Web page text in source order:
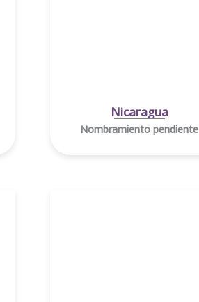
Nicaragua
Nombramiento pendiente